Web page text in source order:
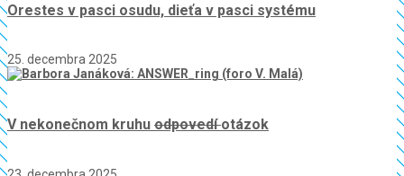
Orestes v pasci osudu, dieťa v pasci systému
25. decembra 2025
V nekonečnom kruhu odpovedíotázok